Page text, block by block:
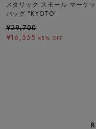
メタリック スモール マーケッ
バッグ "KYOTO"
¥29,700
¥16,335 45% OFF